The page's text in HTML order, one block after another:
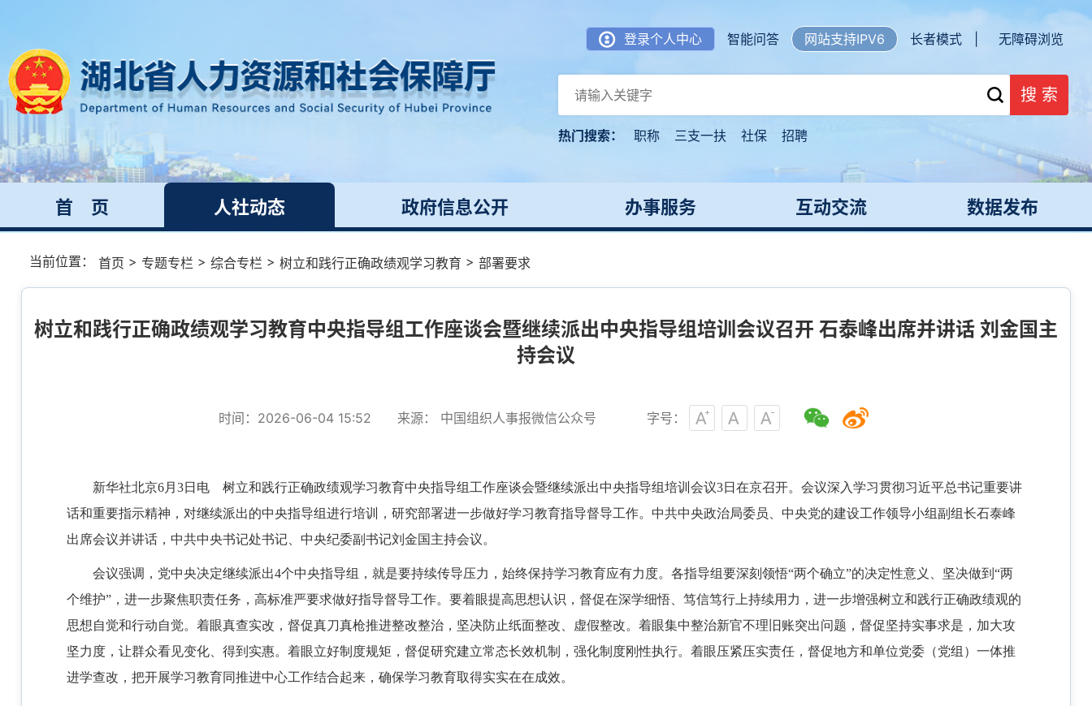
登录个人中心 智能问答 网站支持IPV6 长者模式 | 无障碍浏览
搜 索
热门搜索： 职称 三支一扶 社保 招聘
首 页 人社动态 政府信息公开 办事服务 互动交流 数据发布
当前位置： 首页 > 专题专栏 > 综合专栏 > 树立和践行正确政绩观学习教育 > 部署要求
树立和践行正确政绩观学习教育中央指导组工作座谈会暨继续派出中央指导组培训会议召开 石泰峰出席并讲话 刘金国主
持会议
时间：2026-06-04 15:52 来源： 中国组织人事报微信公众号 字号：
新华社北京6月3日电 树立和践行正确政绩观学习教育中央指导组工作座谈会暨继续派出中央指导组培训会议3日在京召开。会议深入学习贯彻习近平总书记重要讲
话和重要指示精神，对继续派出的中央指导组进行培训，研究部署进一步做好学习教育指导督导工作。中共中央政治局委员、中央党的建设工作领导小组副组长石泰峰
出席会议并讲话，中共中央书记处书记、中央纪委副书记刘金国主持会议。
会议强调，党中央决定继续派出4个中央指导组，就是要持续传导压力，始终保持学习教育应有力度。各指导组要深刻领悟“两个确立”的决定性意义、坚决做到“两
个维护”，进一步聚焦职责任务，高标准严要求做好指导督导工作。要着眼提高思想认识，督促在深学细悟、笃信笃行上持续用力，进一步增强树立和践行正确政绩观的
思想自觉和行动自觉。着眼真查实改，督促真刀真枪推进整改整治，坚决防止纸面整改、虚假整改。着眼集中整治新官不理旧账突出问题，督促坚持实事求是，加大攻
坚力度，让群众看见变化、得到实惠。着眼立好制度规矩，督促研究建立常态长效机制，强化制度刚性执行。着眼压紧压实责任，督促地方和单位党委（党组）一体推
进学查改，把开展学习教育同推进中心工作结合起来，确保学习教育取得实实在在成效。